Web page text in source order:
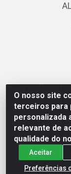
O nosso site
terceiros para
personalizada
relevante de
qualidade do
Aceitar
Preferências